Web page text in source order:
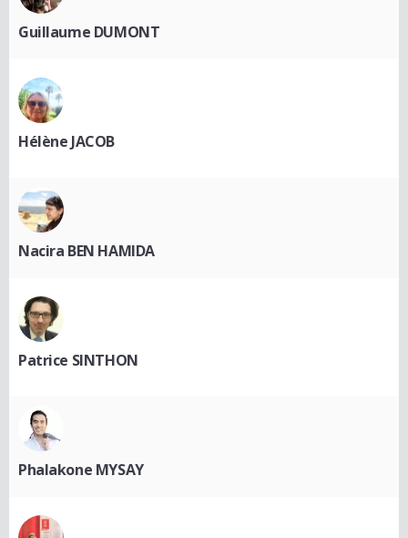
Guillaume DUMONT
Hélène JACOB
Nacira BEN HAMIDA
Patrice SINTHON
Phalakone MYSAY